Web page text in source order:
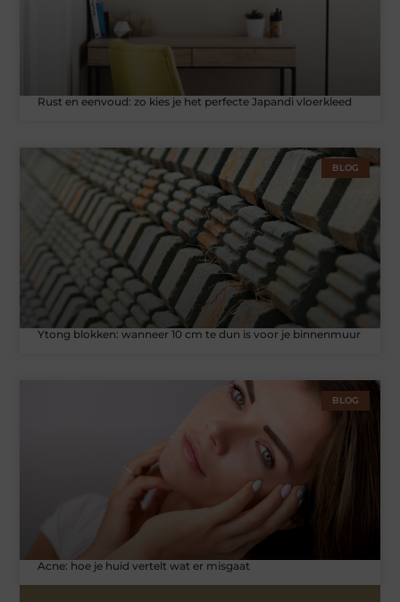
Rust en eenvoud: zo kies je het perfecte Japandi vloerkleed
BLOG
Ytong blokken: wanneer 10 cm te dun is voor je binnenmuur
BLOG
Acne: hoe je huid vertelt wat er misgaat